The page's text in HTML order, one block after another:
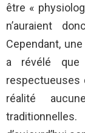
être «
n’auraient
Cependant,
a révélé
respectueuses
réalité